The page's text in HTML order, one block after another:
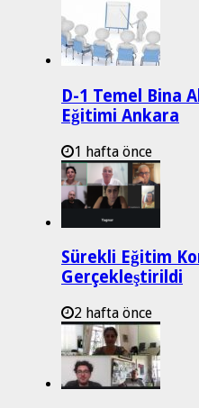
D-1 Temel Bina
Eğitimi Ankara
1 hafta önce
Sürekli Eğitim
Gerçekleştirildi
2 hafta önce